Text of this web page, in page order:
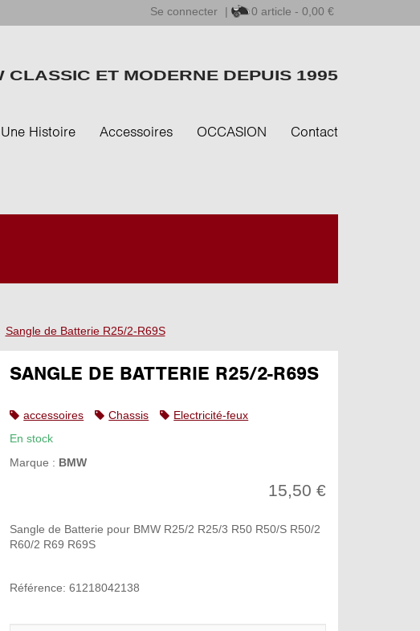
Se connecter | 0 article - 0,00 €
CLASSIC ET MODERNE DEPUIS 1995
Une Histoire Accessoires OCCASION Contact
Sangle de Batterie R25/2-R69S
SANGLE DE BATTERIE R25/2-R69S
accessoires Chassis
Electricité-feux
En stock
Marque : BMW
15,50 €
Sangle de Batterie pour BMW R25/2 R25/3 R50 R50/S R50/2
R60/2 R69 R69S
Référence: 61218042138